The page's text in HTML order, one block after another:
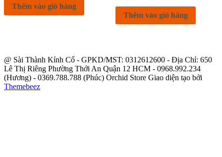
Thêm vào giỏ hàng
Thêm vào giỏ hàng
@ Sài Thành Kính Cổ - GPKD/MST: 0312612600 - Địa Chỉ: 650
Lê Thị Riêng Phường Thới An Quận 12 HCM - 0968.992.234
(Hương) - 0369.788.788 (Phúc) Orchid Store Giao diện tạo bởi
Themebeez